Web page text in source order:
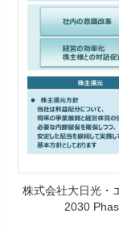
株式会社大日光・
2030